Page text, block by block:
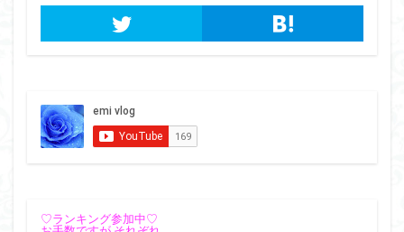
♡ランキング参加中♡